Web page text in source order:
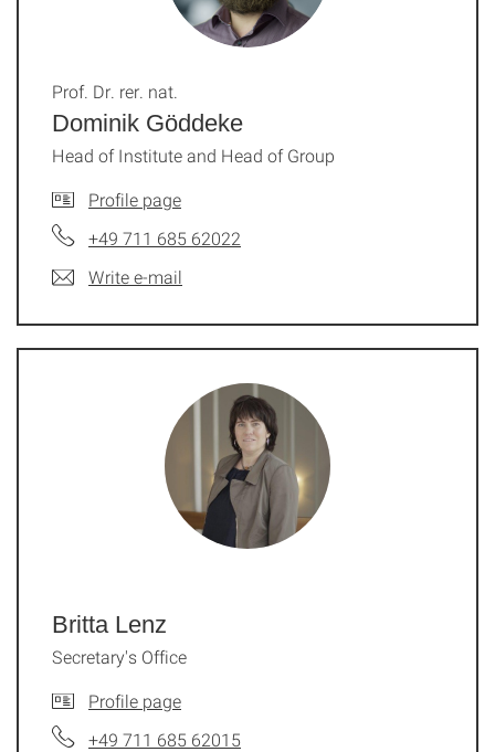
Dominik Göddeke
Prof. Dr. rer. nat.
Head of Institute and Head of Group
Profile page
+49 711 685 62022
Write e-mail
Britta Lenz
Secretary's Office
Profile page
+49 711 685 62015